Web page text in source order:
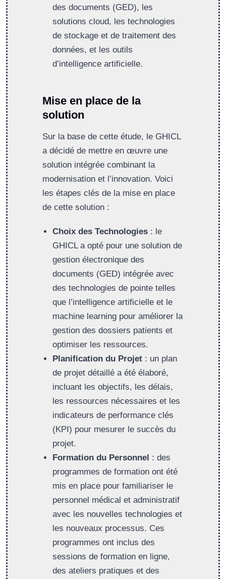
des documents (GED), les
solutions cloud, les technologies
de stockage et de traitement des
données, et les outils
d’intelligence artificielle.
Mise en place de la
solution
Sur la base de cette étude, le GHICL
a décidé de mettre en œuvre une
solution intégrée combinant la
modernisation et l’innovation. Voici
les étapes clés de la mise en place
de cette solution :
Choix des Technologies : le
GHICL a opté pour une solution de
gestion électronique des
documents (GED) intégrée avec
des technologies de pointe telles
que l’intelligence artificielle et le
machine learning pour améliorer la
gestion des dossiers patients et
optimiser les ressources.
Planification du Projet : un plan
de projet détaillé a été élaboré,
incluant les objectifs, les délais,
les ressources nécessaires et les
indicateurs de performance clés
(KPI) pour mesurer le succès du
projet.
Formation du Personnel : des
programmes de formation ont été
mis en place pour familiariser le
personnel médical et administratif
avec les nouvelles technologies et
les nouveaux processus. Ces
programmes ont inclus des
sessions de formation en ligne,
des ateliers pratiques et des